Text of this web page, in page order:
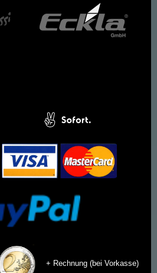
+ Rechnung (bei Vorkasse)